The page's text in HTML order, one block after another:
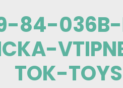
84-036B-
TOK-